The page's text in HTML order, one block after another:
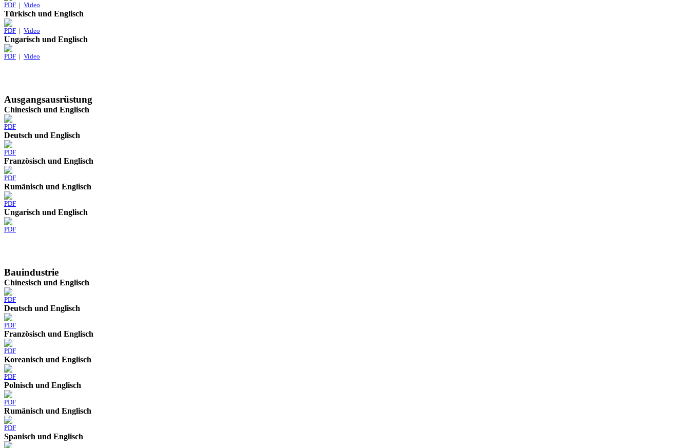
PDF | Video
Türkisch und Englisch
PDF | Video
Ungarisch und Englisch
PDF | Video
Ausgangsausrüstung
Chinesisch und Englisch
PDF
Deutsch und Englisch
PDF
Französisch und Englisch
PDF
Rumänisch und Englisch
PDF
Ungarisch und Englisch
PDF
Bauindustrie
Chinesisch und Englisch
PDF
Deutsch und Englisch
PDF
Französisch und Englisch
PDF
Koreanisch und Englisch
PDF
Polnisch und Englisch
PDF
Rumänisch und Englisch
PDF
Spanisch und Englisch